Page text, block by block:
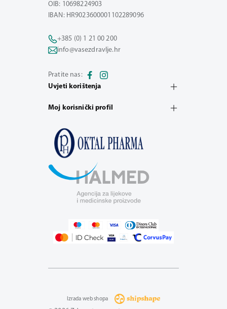
OIB: 10698224903
IBAN: HR9023600001102289096
+385 (0) 1 21 00 200
info@vasezdravlje.hr
Pratite nas:
Uvjeti korištenja
Moj korisnički profil
Izrada web shopa